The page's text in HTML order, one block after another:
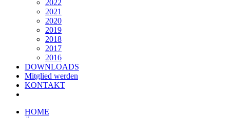
2022
2021
2020
2019
2018
2017
2016
DOWNLOADS
Mitglied werden
KONTAKT
HOME